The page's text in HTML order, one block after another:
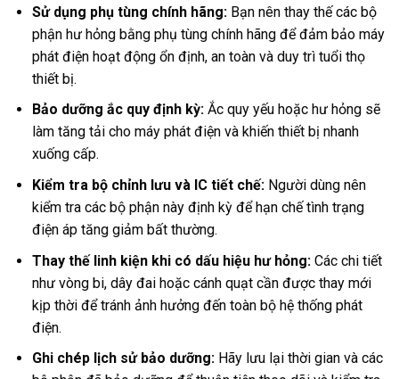
Sử dụng phụ tùng chính hãng:Bạn nên thay thế các bộ
phận hư hỏng bằng phụ tùng chính hãng để đảm bảo máy
phát điện hoạt động ổn định, an toàn và duy trì tuổi thọ
thiết bị.
Bảo dưỡng ắc quy định kỳ:Ắc quy yếu hoặc hư hỏng sẽ
làm tăng tải cho máy phát điện và khiến thiết bị nhanh
xuống cấp.
Kiểm tra bộ chỉnh lưu và ICtiết chế:Người dùng nên
kiểm tra các bộ phận này định kỳ để hạn chế tình trạng
điện áp tăng giảm bất thường.
Thay thế linh kiện khi có dấu hiệu hư hỏng:Các chi tiết
như vòng bi, dây đai hoặc cánh quạt cần được thay mới
kịp thời để tránh ảnh hưởng đến toàn bộ hệ thống phát
điện.
Ghi chép lịch sử bảo dưỡng: Hãy lưu lại thời gian và các